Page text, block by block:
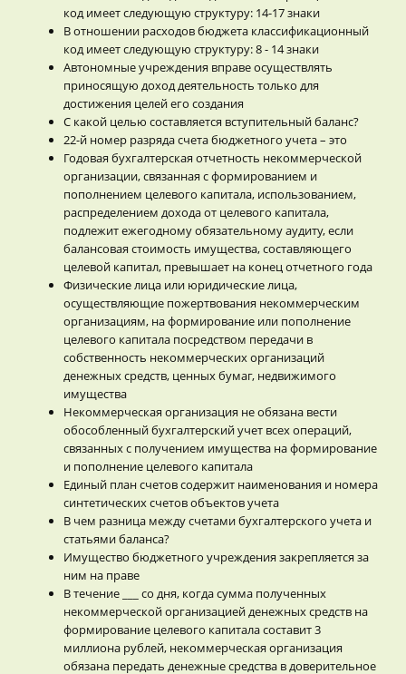
код имеет следующую структуру: 14-17 знаки
В отношении расходов бюджета классификационный
код имеет следующую структуру: 8 - 14 знаки
Автономные учреждения вправе осуществлять
приносящую доход деятельность только для
достижения целей его создания
С какой целью составляется вступительный баланс?
22-й номер разряда счета бюджетного учета – это
Годовая бухгалтерская отчетность некоммерческой
организации, связанная с формированием и
пополнением целевого капитала, использованием,
распределением дохода от целевого капитала,
подлежит ежегодному обязательному аудиту, если
балансовая стоимость имущества, составляющего
целевой капитал, превышает на конец отчетного года
Физические лица или юридические лица,
осуществляющие пожертвования некоммерческим
организациям, на формирование или пополнение
целевого капитала посредством передачи в
собственность некоммерческих организаций
денежных средств, ценных бумаг, недвижимого
имущества
Некоммерческая организация не обязана вести
обособленный бухгалтерский учет всех операций,
связанных с получением имущества на формирование
и пополнение целевого капитала
Единый план счетов содержит наименования и номера
синтетических счетов объектов учета
В чем разница между счетами бухгалтерского учета и
статьями баланса?
Имущество бюджетного учреждения закрепляется за
ним на праве
В течение ___ со дня, когда сумма полученных
некоммерческой организацией денежных средств на
формирование целевого капитала составит 3
миллиона рублей, некоммерческая организация
обязана передать денежные средства в доверительное